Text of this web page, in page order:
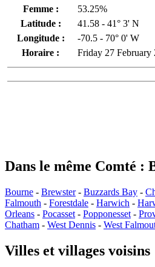
Femme :
53.25%
Latitude :
41.58 - 41° 3' N
Longitude :
-70.5 - 70° 0' W
Horaire :
Friday 27 February
Dans le même Comté :
Bourne - Brewster- Buzzards Bay -
Falmouth - Forestdale - Harwich -
Orleans - Pocasset - Popponesset -
Chatham - West Dennis - West
Villes et villages voisins